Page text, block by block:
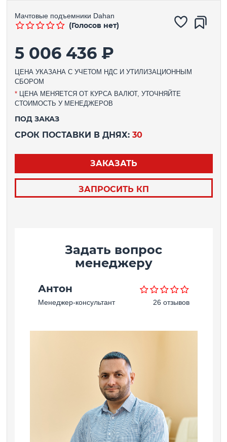
Мачтовые подъемники Dahan
(Голосов нет)
5 006 436 ₽
ЦЕНА УКАЗАНА С УЧЕТОМ НДС И УТИЛИЗАЦИОННЫМ
СБОРОМ
*ЦЕНА МЕНЯЕТСЯ ОТ КУРСА ВАЛЮТ, УТОЧНЯЙТЕ
СТОИМОСТЬ У МЕНЕДЖЕРОВ
ПОД ЗАКАЗ
СРОК ПОСТАВКИ В ДНЯХ: 30
ЗАКАЗАТЬ
ЗАПРОСИТЬ КП
Задать вопрос
менеджеру
Антон
Менеджер-консультант 26 отзывов